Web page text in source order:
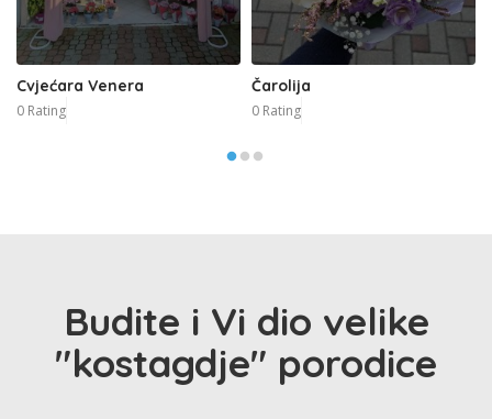
Cvjećara Venera
0 Rating
Čarolija
0 Rating
Budite i Vi dio velike
"kostagdje" porodice